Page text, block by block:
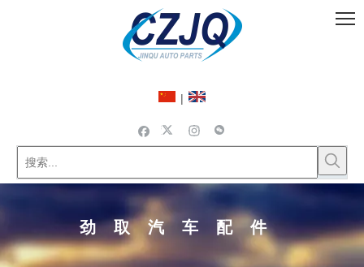
|
劲取汽车配件